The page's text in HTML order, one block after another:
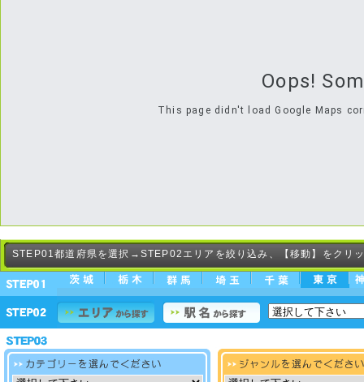
Oops!
This page didn't load Google Maps
STEP01都道府県を選択→STEP02エリアを絞り込み、【移動】をク